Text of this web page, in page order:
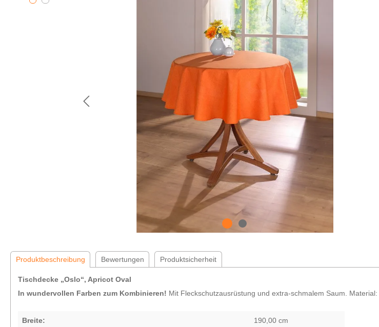
Produktbeschreibung Bewertungen Produktsicherheit
Tischdecke „Oslo“, Apricot Oval
In wundervollen Farben zum Kombinieren! Mit Fleckschutzausrüstung und extra-schmalem Saum.
Breite: 190,00 cm